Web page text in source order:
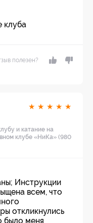
клуба
полезен?
★ ★ ★ ★ ★
и катание на
клубе «НиКа» (980
Инструкции
всем, что
откликнулись
было меня